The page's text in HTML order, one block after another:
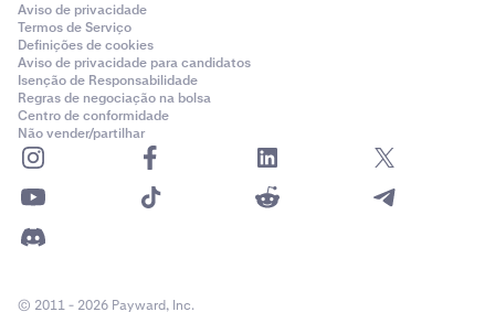
Aviso de privacidade
Termos de Serviço
Definições de cookies
Aviso de privacidade para candidatos
Isenção de Responsabilidade
Regras de negociação na bolsa
Centro de conformidade
Não vender/partilhar
© 2011 - 2026 Payward, Inc.